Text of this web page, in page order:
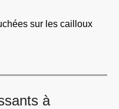
sur les cailloux
à